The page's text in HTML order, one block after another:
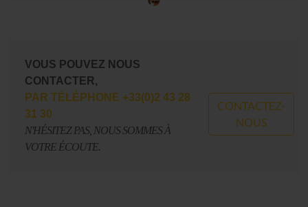
VOUS POUVEZ NOUS
CONTACTER,
PAR TÉLÉPHONE +33(0)2 43 28
31 30
N'HÉSITEZ PAS, NOUS SOMMES À
VOTRE ÉCOUTE.
CONTACTEZ-
NOUS